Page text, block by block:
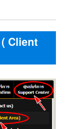
Client